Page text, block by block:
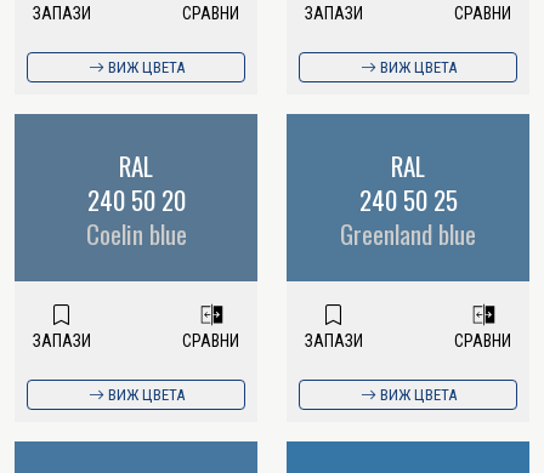
ЗАПАЗИ СРАВНИ
ВИЖ ЦВЕТА
ЗАПАЗИ СРАВНИ
ВИЖ ЦВЕТА
RAL
240 50 20
Coelin blue
ЗАПАЗИ СРАВНИ
ВИЖ ЦВЕТА
RAL
240 50 25
Greenland blue
ЗАПАЗИ СРАВНИ
ВИЖ ЦВЕТА